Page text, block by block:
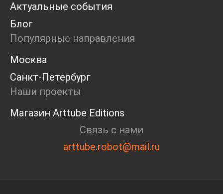
Open call
Экскурсия
Дискуссия
Cosmoscow 2024
Blazar 2024
Встречи
Круглый стол
Актуальные события
Блог
Популярные направления
Москва
Санкт-Петербург
Наши проекты
Магазин Arttube Editions
Связь с нами
arttube.robot@mail.ru